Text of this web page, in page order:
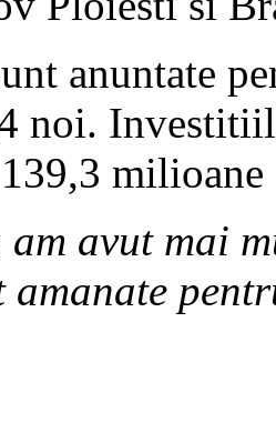
anuntate
noi.
milioane
am avut mai
amanate